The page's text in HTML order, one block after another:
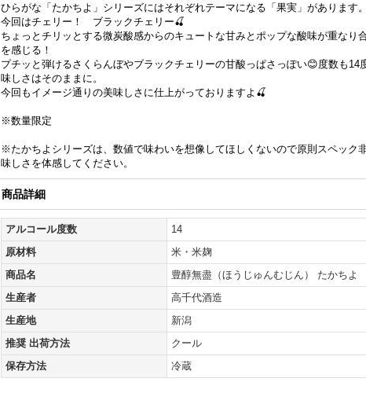
ひらがな「たかちよ」シリーズにはそれぞれテーマになる「果実」があります
今回はチェリー！ ブラックチェリー🍒
ちょっとチリッとする微炭酸感からのキュートな甘みとポップな酸味が重なり
を感じる！
プチッと弾けるさくらんぼやブラックチェリーの甘酸っぱさっぽい😊度数も
味しさはそのままに。
今回もイメージ通りの美味しさに仕上がっておりますよ🍒
※数量限定
※たかちよシリーズは、数値で味わいを想像してほしくないので原則スペック
味しさを体感してください。
商品詳細
アルコール度数
14
原材料
米・米麹
商品名
豊醇無盡（ほうじゅんむじん） たかちよ
生産者
高千代酒造
生産地
新潟
推奨 出荷方法
クール
保存方法
冷蔵